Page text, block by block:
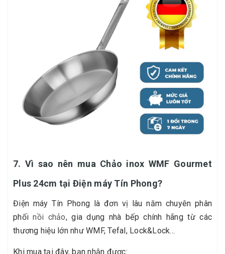
7. Vì sao nên mua Chảo inox WMF Gourmet
Plus 24cm tại Điện máy Tín Phong?
Điện máy Tín Phong là đơn vị lâu năm chuyên phân
phốinồi chảo, gia dụng nhà bếp chính hãng từ các
thương hiệu lớn như WMF, Tefal, Lock&Lock…
Khi mua tại đây, bạn nhận được: